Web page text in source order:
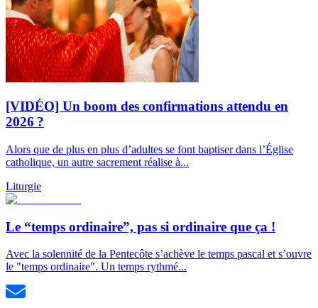
[VIDÉO] Un boom des confirmations attendu en
2026 ?
Alors que de plus en plus d’adultes se font baptiser dans l’Église
catholique, un autre sacrement réalise à...
Liturgie
Le “temps ordinaire”, pas si ordinaire que ça !
Avec la solennité de la Pentecôte s’achève le temps pascal et s’ouvre
le "temps ordinaire". Un temps rythmé...